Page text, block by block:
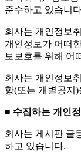
준수하고 있습니
회사는 개인정보
개인정보가 어떠
보보호를 위해 어
회사는 개인정보
항(또는 개별공지
■ 수집하는 개인
회사는 게시판 글
하고 있습니다.